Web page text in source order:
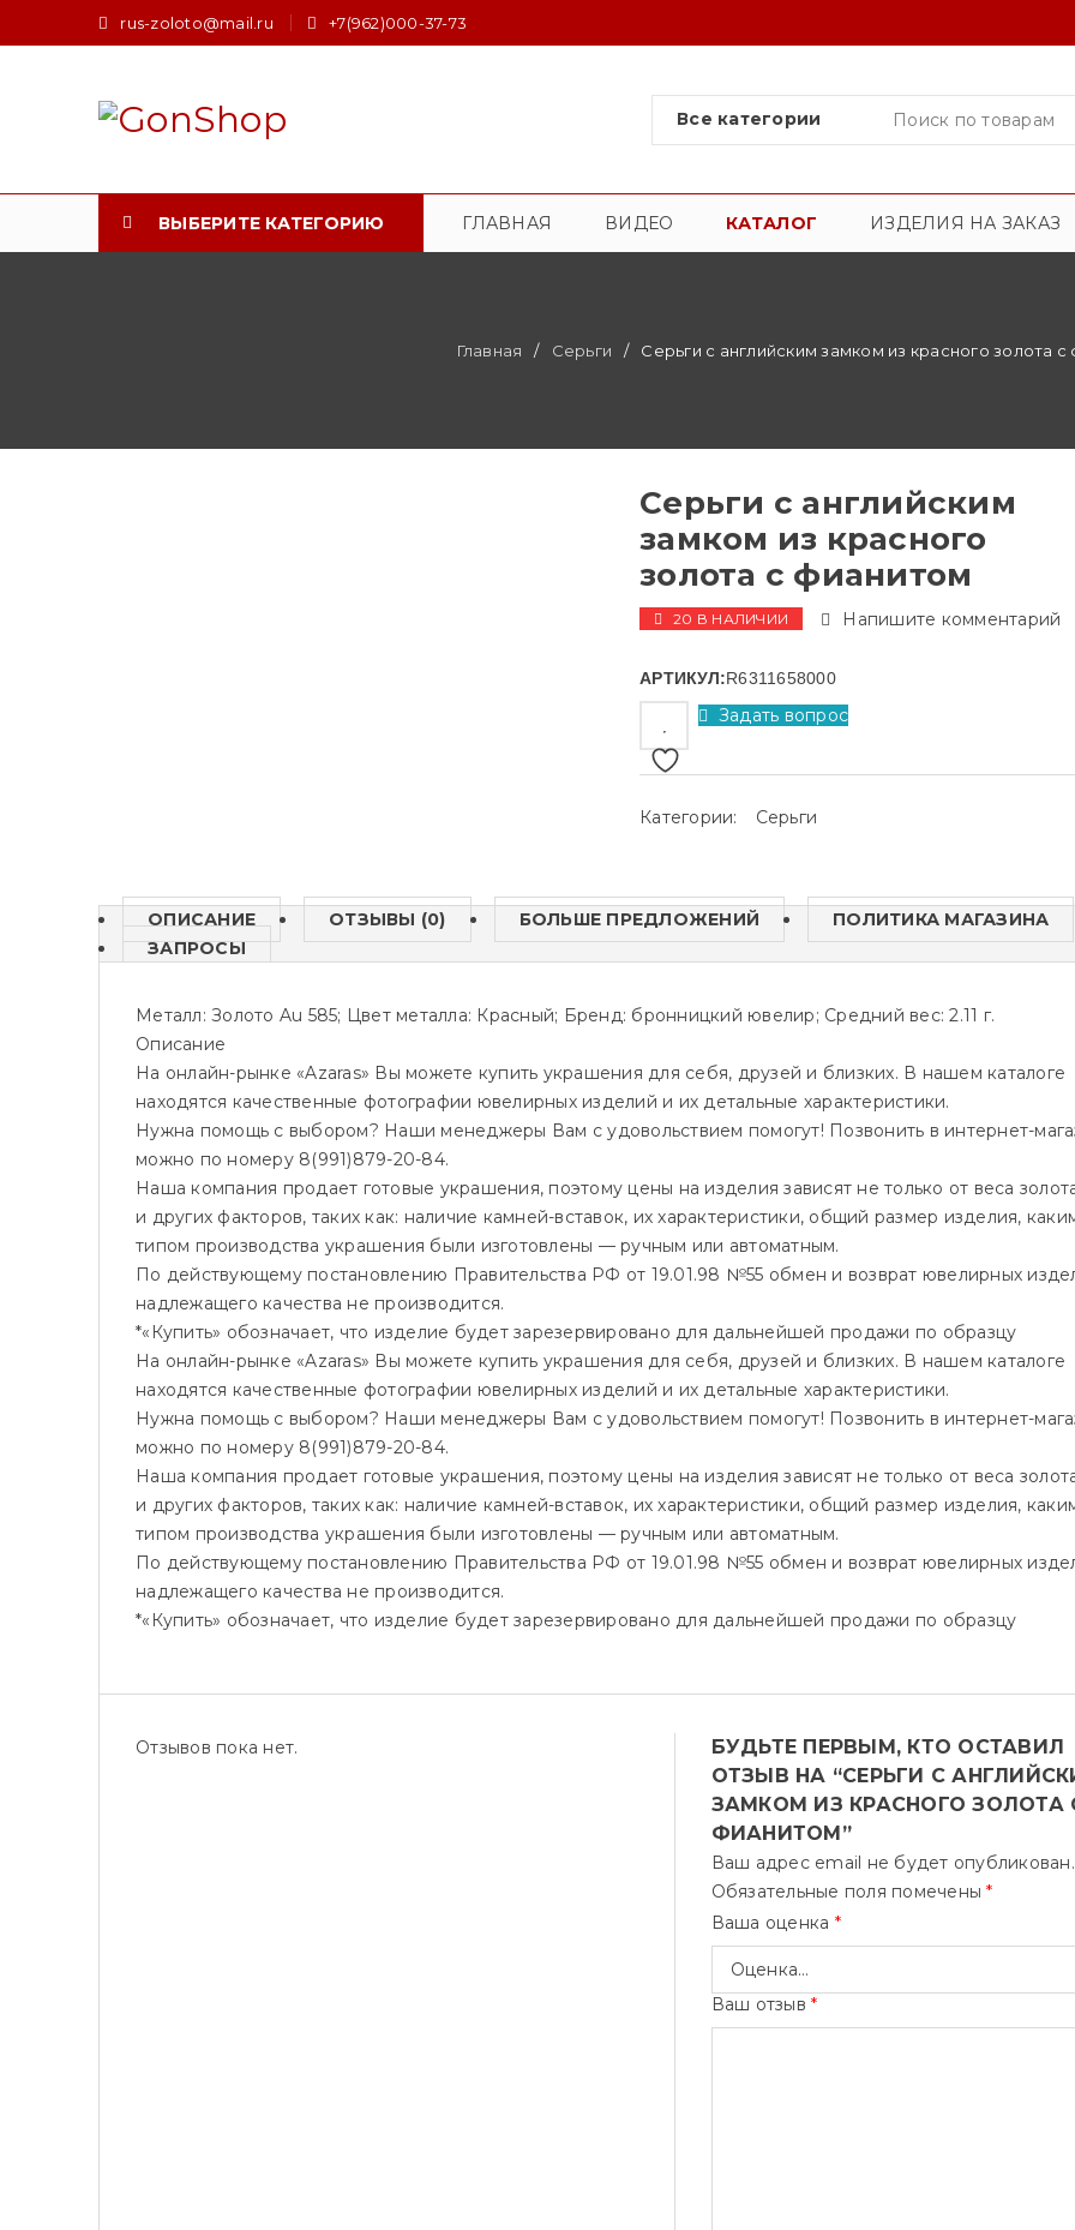
rus-zoloto@mail.ru +7(962)000-37-73
ВЫБЕРИТЕ КАТЕГОРИЮ ГЛАВНАЯ ВИДЕО КАТАЛОГ ИЗДЕЛИЯ НА ЗАКАЗ
Главная / Серьги / Серьги с английским замком из красного золота
Серьги с английским
замком из красного
золота с фианитом
20 В НАЛИЧИИ Напишите комментарий
АРТИКУЛ:R6311658000
Задать вопрос
Категории: Серьги
ОПИСАНИЕ ОТЗЫВЫ (0) БОЛЬШЕ ПРЕДЛОЖЕНИЙ
ПОЛИТИКА МАГАЗИНА
ЗАПРОСЫ
Металл: Золото Au 585; Цвет металла: Красный; Бренд: бронницкий ювелир; Средний вес: 2.11 г.
Описание
На онлайн-рынке «Azaras» Вы можете купить украшения для себя, друзей и близких. В нашем каталоге
находятся качественные фотографии ювелирных изделий и их детальные характеристики.
Нужна помощь с выбором? Наши менеджеры Вам с удовольствием помогут! Позвонить в интернет-
можно по номеру 8(991)879-20-84.
Наша компания продает готовые украшения, поэтому цены на изделия зависят не только от веса
и других факторов, таких как: наличие камней-вставок, их характеристики, общий размер изделия,
типом производства украшения были изготовлены — ручным или автоматным.
По действующему постановлению Правительства РФ от 19.01.98 №55 обмен и возврат ювелирных
надлежащего качества не производится.
*«Купить» обозначает, что изделие будет зарезервировано для дальнейшей продажи по образцу
На онлайн-рынке «Azaras» Вы можете купить украшения для себя, друзей и близких. В нашем каталоге
находятся качественные фотографии ювелирных изделий и их детальные характеристики.
Нужна помощь с выбором? Наши менеджеры Вам с удовольствием помогут! Позвонить в интернет-
можно по номеру 8(991)879-20-84.
Наша компания продает готовые украшения, поэтому цены на изделия зависят не только от веса
и других факторов, таких как: наличие камней-вставок, их характеристики, общий размер изделия,
типом производства украшения были изготовлены — ручным или автоматным.
По действующему постановлению Правительства РФ от 19.01.98 №55 обмен и возврат ювелирных
надлежащего качества не производится.
*«Купить» обозначает, что изделие будет зарезервировано для дальнейшей продажи по образцу
Отзывов пока нет.
БУДЬТЕ ПЕРВЫМ, КТО ОСТАВИЛ
ОТЗЫВ НА “СЕРЬГИ С
ЗАМКОМ ИЗ КРАСНОГО ЗОЛОТА
ФИАНИТОМ”
Ваш адрес email не будет опубликован.
Обязательные поля помечены*
Ваша оценка *
Ваш отзыв*